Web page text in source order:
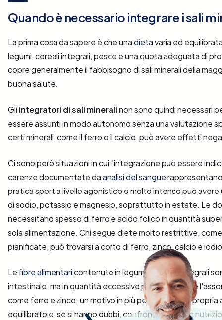
Quando è necessario integrare i sali
La prima cosa da sapere è che unadietavaria ed
legumi, cereali integrali, pesce e una quota adeguata di
copre generalmente il fabbisogno di sali minerali della
buona salute.
Gli integratori di sali mineralinon sono quindi necessari
essere assunti in modo autonomo senza una valutazione
certi minerali, come il ferro o il calcio, può avere effetti
Ci sono però situazioni in cui l'integrazione può essere
carenze documentate daanalisi del sangue
pratica sport a livello agonistico o molto intenso può
di sodio, potassio e magnesio, soprattutto in estate. Le
necessitano spesso di ferro e acido folico in quantità
sola alimentazione. Chi segue diete molto restrittive,
pianificate, può trovarsi a corto di ferro, zinco, calcio e
Lefibre alimentaricontenute in legumi e cereali integrali
intestinale, ma in quantità eccessive possono ridurre
come ferro e zinco: un motivo in più per costruire la propria
equilibrato e, se si hanno dubbi, confrontarsi con un